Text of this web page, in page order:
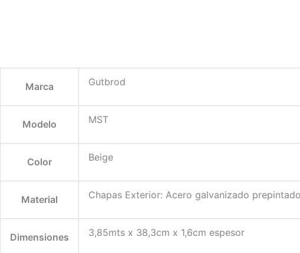
Marca Gutbrod
Modelo MST
Color Beige
Material Chapas Exterior: Acero galvanizado
Dimensiones 3,85mts x 38,3cm x 1,6cm espesor